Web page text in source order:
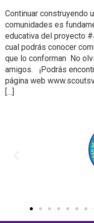
Continuar construyendo
comunidades es
educativa del proyecto
cual podrás conocer
que lo conforman No
amigos. ¡Podrás
página web
[…]